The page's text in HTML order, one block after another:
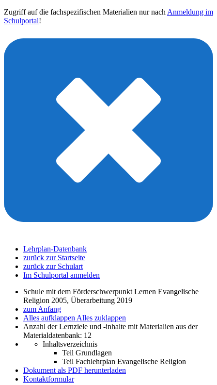
Zugriff auf die fachspezifischen Materialien nur nach Anmeldung im
Schulportal!
Lehrplan-Datenbank
zurück zur Startseite
zurück zur Schulart
Im Schulportal anmelden
Schule mit dem Förderschwerpunkt Lernen Evangelische
Religion 2005, Überarbeitung 2019
zum Anfang
Alles aufklappen Alles zuklappen
Anzahl der Lernziele und -inhalte mit Materialien aus der
Materialdatenbank: 12
Inhaltsverzeichnis
Teil Grundlagen
Teil Fachlehrplan Evangelische Religion
Dokument als PDF herunterladen
Kontaktformular